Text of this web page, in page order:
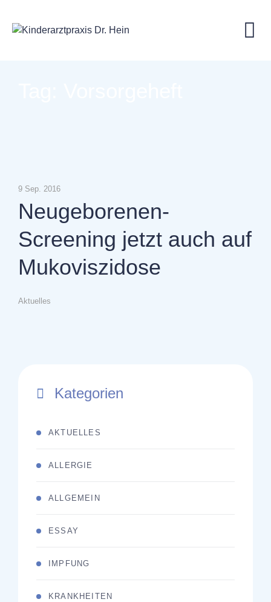
content
9 Sep. 2016
Neugeborenen-
Screening jetzt auch auf
Mukoviszidose
Aktuelles
Kategorien
AKTUELLES
ALLERGIE
ALLGEMEIN
ESSAY
IMPFUNG
KRANKHEITEN